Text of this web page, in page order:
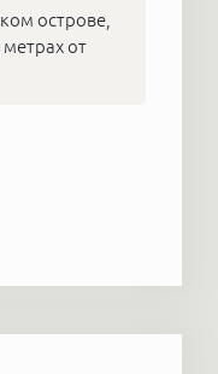
острове,
от